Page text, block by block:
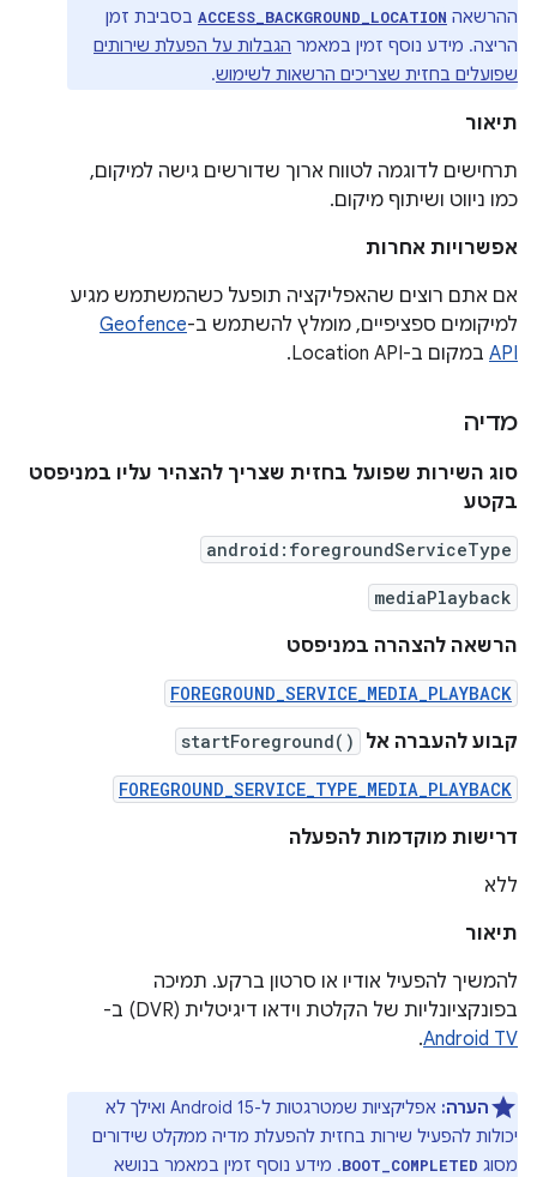
ההרשאה ACCESS_BACKGROUND_LOCATION בסביבת זמן
הריצה. מידע נוסף זמין במאמר הגבלות על הפעלת שירותים
שפועלים בחזית שצריכים הרשאות לשימוש.
תיאור
תרחישים לדוגמה לטווח ארוך שדורשים גישה למיקום,
כמו ניווט ושיתוף מיקום.
אפשרויות אחרות
אם אתם רוצים שהאפליקציה תופעל כשהמשתמש מגיע
למיקומים ספציפיים, מומלץ להשתמש ב-Geofence
API במקום ב-Location API.
מדיה
סוג השירות שפועל בחזית שצריך להצהיר עליו במניפסט
בקטע
android:foregroundServiceType
mediaPlayback
הרשאה להצהרה במניפסט
FOREGROUND_SERVICE_MEDIA_PLAYBACK
קבוע להעברה אל startForeground()
FOREGROUND_SERVICE_TYPE_MEDIA_PLAYBACK
דרישות מוקדמות להפעלה
ללא
תיאור
להמשיך להפעיל אודיו או סרטון ברקע. תמיכה
בפונקציונליות של הקלטת וידאו דיגיטלית (DVR) ב-
Android TV
.
הערה:
אפליקציות שמטרגטות ל-Android 15 ואילך לא
יכולות להפעיל שירות בחזית להפעלת מדיה ממקלט שידורים
מסוג BOOT_COMPLETED. מידע נוסף זמין במאמר בנושא